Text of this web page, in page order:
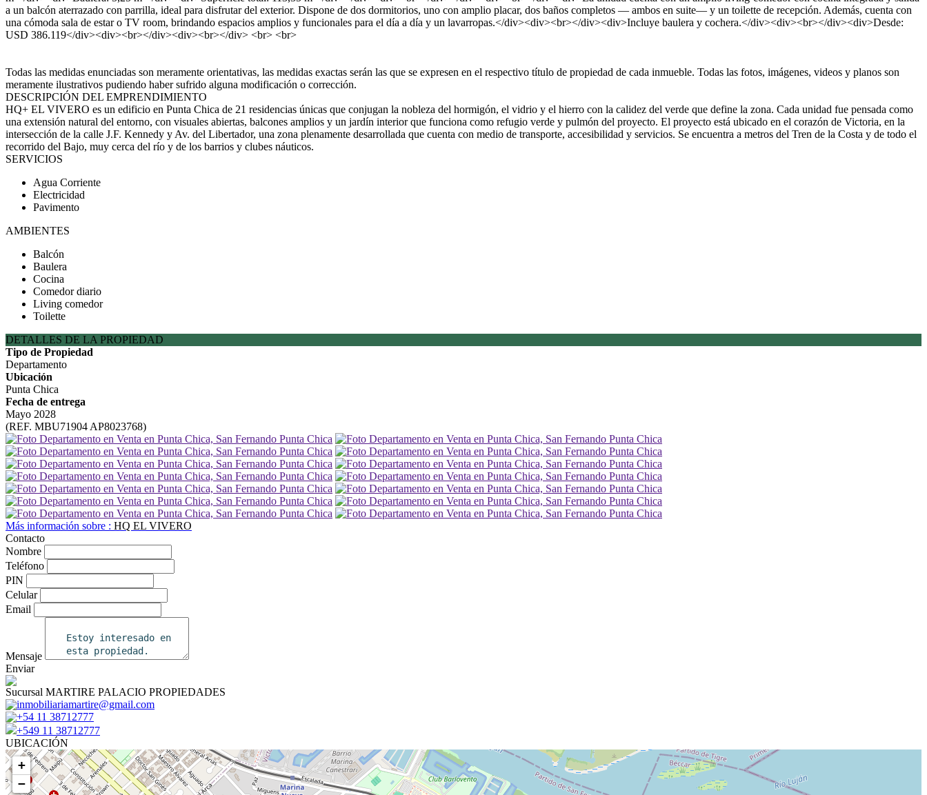
a un balcón aterrazado con parrilla, ideal para disfrutar del exterior. Dispone de dos dormitorios, uno con amplio placar, dos baños completos — ambos en suite— y un toilette de recepción. Además, cuenta con
una cómoda sala de estar o TV room, brindando espacios amplios y funcionales para el día a día y un lavarropas.</div><div><br></div><div>Incluye baulera y cochera.</div><div><br></div><div>Desde:
USD 386.119</div><div><br></div><div><br></div> <br> <br>
Todas las medidas enunciadas son meramente orientativas, las medidas exactas serán las que se expresen en el respectivo título de propiedad de cada inmueble. Todas las fotos, imágenes, videos y planos son
meramente ilustrativos pudiendo haber sufrido alguna modificación o corrección.
DESCRIPCIÓN DEL EMPRENDIMIENTO
HQ+ EL VIVERO es un edificio en Punta Chica de 21 residencias únicas que conjugan la nobleza del hormigón, el vidrio y el hierro con la calidez del verde que define la zona. Cada unidad fue pensada como
una extensión natural del entorno, con visuales abiertas, balcones amplios y un jardín interior que funciona como refugio verde y pulmón del proyecto. El proyecto está ubicado en el corazón de Victoria, en la
intersección de la calle J.F. Kennedy y Av. del Libertador, una zona plenamente desarrollada que cuenta con medio de transporte, accesibilidad y servicios. Se encuentra a metros del Tren de la Costa y de todo el
recorrido del Bajo, muy cerca del río y de los barrios y clubes náuticos.
SERVICIOS
Agua Corriente
Electricidad
Pavimento
AMBIENTES
Balcón
Baulera
Cocina
Comedor diario
Living comedor
Toilette
DETALLES DE LA PROPIEDAD
Tipo de Propiedad
Departamento
Ubicación
Punta Chica
Fecha de entrega
Mayo 2028
(REF. MBU71904 AP8023768)
Más información sobre : HQ EL VIVERO
Contacto
Nombre
Teléfono
PIN
Celular
Email
Mensaje
Enviar
Sucursal MARTIRE PALACIO PROPIEDADES
inmobiliariamartire@gmail.com
+54 11 38712777
+549 11 38712777
UBICACIÓN
+
−